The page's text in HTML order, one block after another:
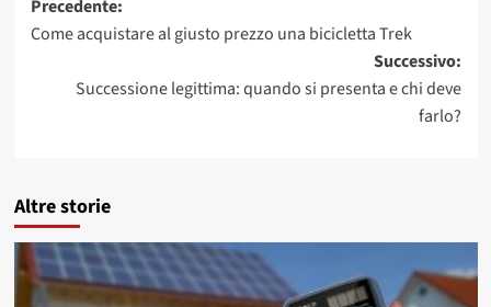
Navigazione
articolo
Precedente:
Come acquistare al giusto prezzo una bicicletta Trek
Successivo:
Successione legittima: quando si presenta e chi deve
farlo?
Altre storie